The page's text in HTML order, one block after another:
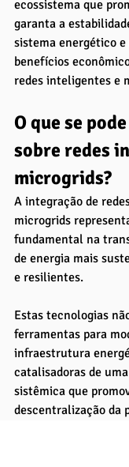
ecossistema que
garanta a
sistema energético e
benefícios
redes inteligentes e
O que se
sobre redes
microgrids?
A integração de
microgrids
fundamental na
de energia mais
e resilientes.
Estas tecnologias
ferramentas para
infraestrutura
catalisadoras de
sistêmica que
descentralização da